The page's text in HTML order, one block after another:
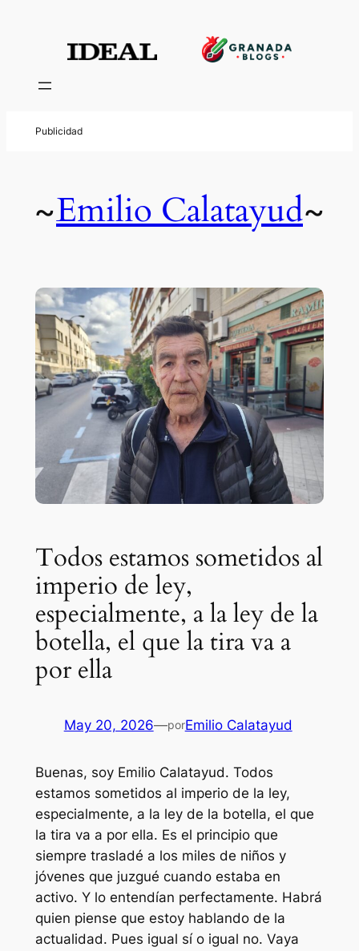
~Emilio Calatayud~
Todos estamos sometidos al
imperio de ley,
especialmente, a la ley de la
botella, el que la tira va a
por ella
May 20, 2026—porEmilio Calatayud
Buenas, soy Emilio Calatayud. Todos
estamos sometidos al imperio de la ley,
especialmente, a la ley de la botella, el que
la tira va a por ella. Es el principio que
siempre trasladé a los miles de niños y
jóvenes que juzgué cuando estaba en
activo. Y lo entendían perfectamente. Habrá
quien piense que estoy hablando de la
actualidad. Pues igual sí o igual no. Vaya